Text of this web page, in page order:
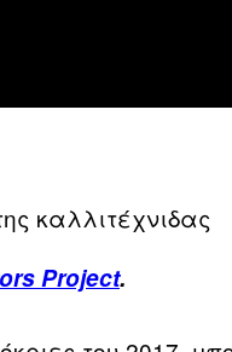
καλλιτέχνιδας
Project.